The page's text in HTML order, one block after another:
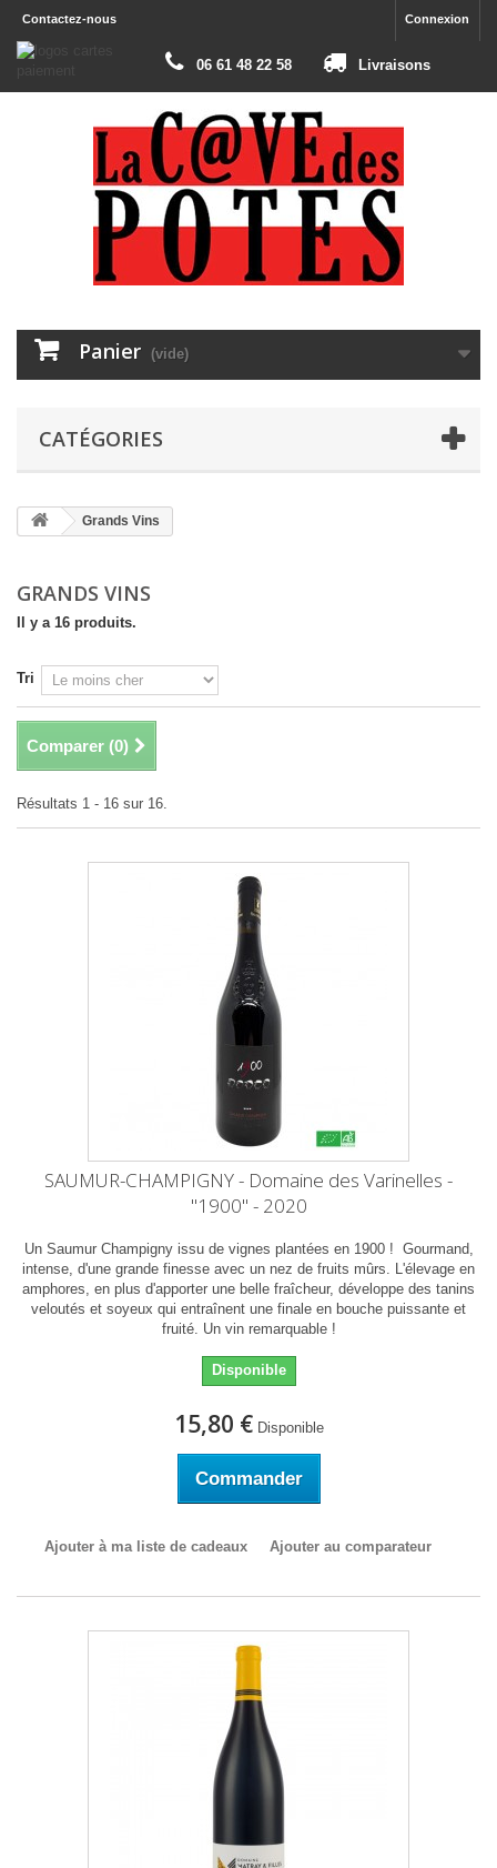
Connexion
Contactez-nous
06 61 48 22 58 Livraisons
Panier (vide)
CATÉGORIES
Grands Vins
GRANDS VINS
Il y a 16 produits.
Tri
Comparer (0)
Résultats 1 - 16 sur 16.
SAUMUR-CHAMPIGNY - Domaine des Varinelles -
"1900" - 2020
Un Saumur Champigny issu de vignes plantées en 1900 ! Gourmand,
intense, d'une grande finesse avec un nez de fruits mûrs. L'élevage en
amphores, en plus d'apporter une belle fraîcheur, développe des tanins
veloutés et soyeux qui entraînent une finale en bouche puissante et
fruité. Un vin remarquable !
Disponible
15,80 € Disponible
Commander
Ajouter à ma liste de cadeaux Ajouter au comparateur